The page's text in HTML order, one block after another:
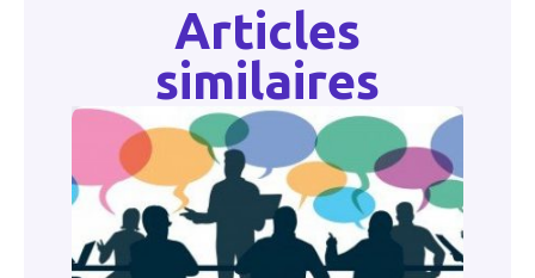
Articles
similaires